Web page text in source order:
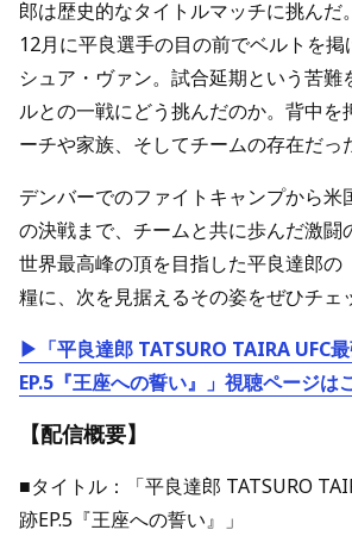
郎は歴史的なタイトルマッチに挑んだ
12月に平良選手の目の前でベルトを掲
シュア・ヴァン。試合延期という苦難
ルとの一戦にどう挑んだのか。背中を
ーチや家族、そしてチームの存在だっ
デンバーでのファイトキャンプから米
の決戦まで、チームと共に歩んだ激闘
世界最高峰の頂を目指した平良達郎の
糧に、次を見据えるその姿をぜひチェ
▶「平良達郎 TATSURO TAIRA UFC
EP.5『王座への誓い』」視聴ページは
【配信概要】
■タイトル：「平良達郎 TATSURO
跡EP.5『王座への誓い』」